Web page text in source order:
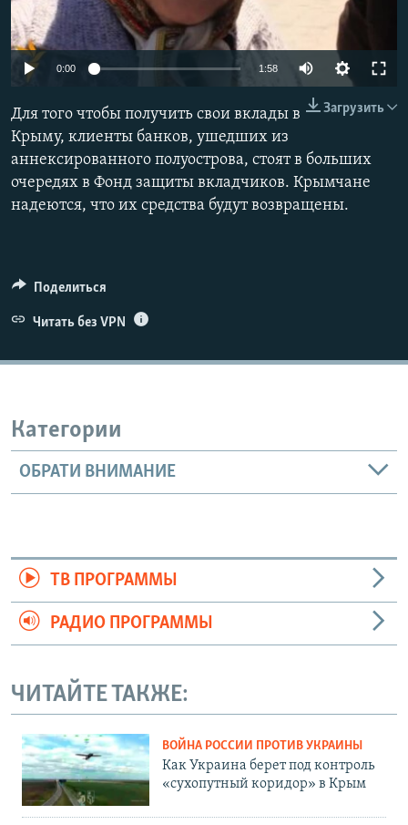
ПОБЕДИТЕЛЕЙ НЕ СУДЯТ?
КРЫМ.НЕПОКОРЕННЫЙ
УКРАИНСКАЯ ПРОБЛЕМА КРЫМА
ПРИСОЕДИНЯЙТЕСЬ!
Все сайты RFE/RL
0:00 1:58
Загрузить
Для того чтобы получить свои вклады в
Крыму, клиенты банков, ушедших из
аннексированного полуострова, стоят в больших
очередях в Фонд защиты вкладчиков. Крымчане
надеются, что их средства будут возвращены.
Поделиться
Читать без VPN
Категории
ОБРАТИ ВНИМАНИЕ
ТВ ПРОГРАММЫ
РАДИО ПРОГРАММЫ
ЧИТАЙТЕ ТАКЖЕ:
ВОЙНА РОССИИ ПРОТИВ УКРАИНЫ
Как Украина берет под контроль
«сухопутный коридор» в Крым